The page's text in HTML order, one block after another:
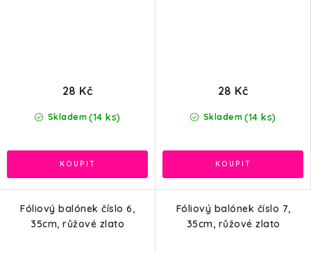
Skladem (14 ks)
28 Kč
Skladem (14 ks)
28 Kč
Fóliový balónek číslo 6,
35cm, růžové zlato
Fóliový balónek číslo 7,
35cm, růžové zlato